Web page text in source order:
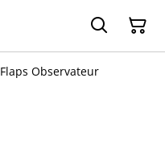
Flaps Observateur